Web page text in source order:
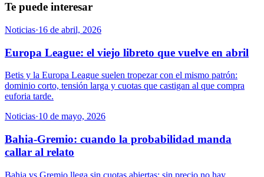
Te puede interesar
Noticias·16 de abril, 2026
Europa League: el viejo libreto que vuelve en abril
Betis y la Europa League suelen tropezar con el mismo patrón:
dominio corto, tensión larga y cuotas que castigan al que compra
euforia tarde.
Noticias·10 de mayo, 2026
Bahia-Gremio: cuando la probabilidad manda
callar al relato
Bahia vs Gremio llega sin cuotas abiertas: sin precio no hay